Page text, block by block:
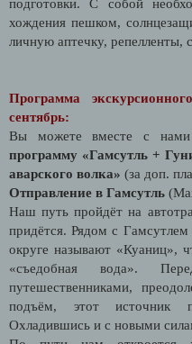
подготовки. С собой
хождения пешком,
личную аптечку, репелленты,
Программа
сентябрь:
Вы можете вместе с нами
программу «Гамсутль +
аварского волка» (за доп.
Отправление в Гамсутль
Наш путь пройдёт на
придётся. Рядом с
округе называют «Куаниц»,
«съедобная вода».
путешественниками,
подъём, этот источник
Охладившись и с новыми